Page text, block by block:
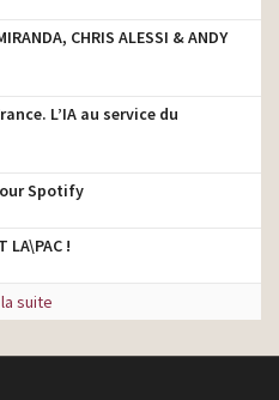
CHRIS ALESSI & ANDY
L’IA au service du
Spotify
LA\PAC !
suite